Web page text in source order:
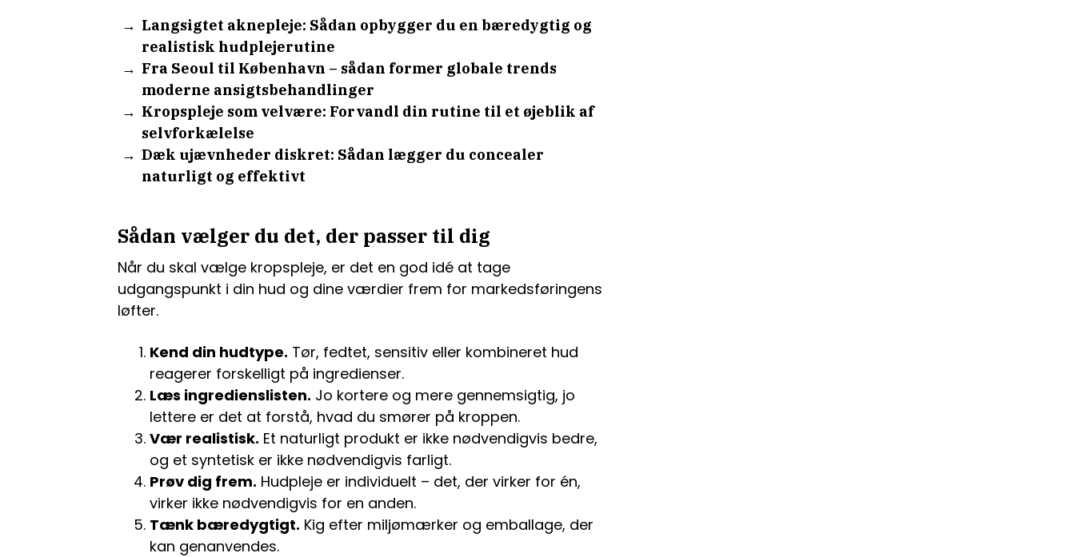
Langsigtet aknepleje: Sådan opbygger du en bæredygtig og
realistisk hudplejerutine
Fra Seoul til København – sådan former globale trends
moderne ansigtsbehandlinger
Kropspleje som velvære: Forvandl din rutine til et øjeblik af
selvforkælelse
Dæk ujævnheder diskret: Sådan lægger du concealer
naturligt og effektivt
Sådan vælger du det, der passer til dig
Når du skal vælge kropspleje, er det en god idé at tage
udgangspunkt i din hud og dine værdier frem for markedsføringens
løfter.
Kend din hudtype. Tør, fedtet, sensitiv eller kombineret hud
reagerer forskelligt på ingredienser.
Læs ingredienslisten. Jo kortere og mere gennemsigtig, jo
lettere er det at forstå, hvad du smører på kroppen.
Vær realistisk. Et naturligt produkt er ikke nødvendigvis bedre,
og et syntetisk er ikke nødvendigvis farligt.
Prøv dig frem. Hudpleje er individuelt – det, der virker for én,
virker ikke nødvendigvis for en anden.
Tænk bæredygtigt. Kig efter miljømærker og emballage, der
kan genanvendes.